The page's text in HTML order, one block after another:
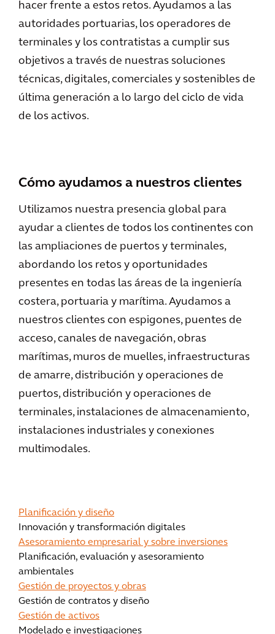
hacer frente a estos retos. Ayudamos a las
autoridades portuarias, los operadores de
terminales y los contratistas a cumplir sus
objetivos a través de nuestras soluciones
técnicas, digitales, comerciales y sostenibles de
última generación a lo largo del ciclo de vida
de los activos.
Cómo ayudamos a nuestros clientes
Utilizamos nuestra presencia global para
ayudar a clientes de todos los continentes con
las ampliaciones de puertos y terminales,
abordando los retos y oportunidades
presentes en todas las áreas de la ingeniería
costera, portuaria y marítima. Ayudamos a
nuestros clientes con espigones, puentes de
acceso, canales de navegación, obras
marítimas, muros de muelles, infraestructuras
de amarre, distribución y operaciones de
puertos, distribución y operaciones de
terminales, instalaciones de almacenamiento,
instalaciones industriales y conexiones
multimodales.
Planificación y diseño
Innovación y transformación digitales
Asesoramiento empresarial y sobre inversiones
Planificación, evaluación y asesoramiento
ambientales
Gestión de proyectos y obras
Gestión de contratos y diseño
Gestión de activos
Modelado e investigaciones